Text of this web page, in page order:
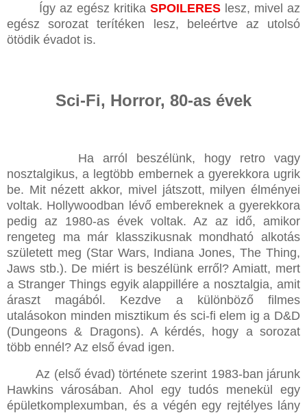
Így az egész kritikaSPOILERES lesz, mivel az
egész sorozat terítéken lesz, beleértve az utolsó
ötödik évadot is.
Sci-Fi, Horror, 80-as évek
Ha arról beszélünk, hogy retro vagy
nosztalgikus, a legtöbb embernek a gyerekkora ugrik
be. Mit nézett akkor, mivel játszott, milyen élményei
voltak. Hollywoodban lévő embereknek a gyerekkora
pedig az 1980-as évek voltak. Az az idő, amikor
rengeteg ma már klasszikusnak mondható alkotás
született meg (Star Wars, Indiana Jones, The Thing,
Jaws stb.). De miért is beszélünk erről? Amiatt, mert
a Stranger Things egyik alappillére a nosztalgia, amit
áraszt magából. Kezdve a különböző filmes
utalásokon minden misztikum és sci-fi elem ig a D&D
(Dungeons & Dragons). A kérdés, hogy a sorozat
több ennél? Az első évad igen.
Az (első évad) története szerint 1983-ban járunk
Hawkins városában. Ahol egy tudós menekül egy
épületkomplexumban, és a végén egy rejtélyes lány